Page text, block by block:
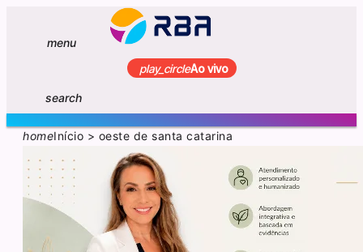
menu
play_circleAo vivo
search
homeInício > oeste de santa catarina